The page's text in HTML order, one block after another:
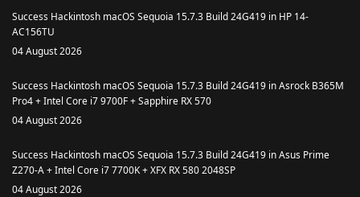
Success Hackintosh macOS Sequoia 15.7.3 Build 24G419 in HP 14-
AC156TU
04 August 2026
Success Hackintosh macOS Sequoia 15.7.3 Build 24G419 in Asrock B365M
Pro4 + Intel Core i7 9700F + Sapphire RX 570
04 August 2026
Success Hackintosh macOS Sequoia 15.7.3 Build 24G419 in Asus Prime
Z270-A + Intel Core i7 7700K + XFX RX 580 2048SP
04 August 2026